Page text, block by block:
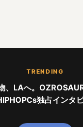
TRENDING
、LAへ。
独占インタビ